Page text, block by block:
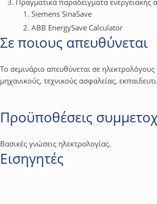
Πραγματικά παραδείγματα
Siemens SinaSave
ABB EnergySave Calculator
Σε ποιους απευθύνεται
Το σεμινάριο απευθύνεται σε
μηχανικούς, τεχνικούς ασφαλείας,
Προϋποθέσεις
Βασικές γνώσεις ηλεκτρολογίας.
Εισηγητές